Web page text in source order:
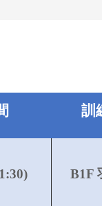
訓
B1F